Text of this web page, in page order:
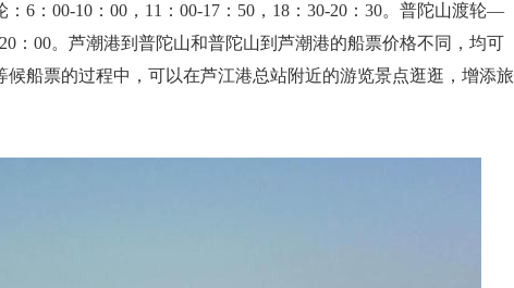
6：00-10：00，11：00-17：50，18：30-20：30。普陀山渡轮—
：00。芦潮港到普陀山和普陀山到芦潮港的船票价格不同，均可
船票的过程中，可以在芦江港总站附近的游览景点逛逛，增添旅